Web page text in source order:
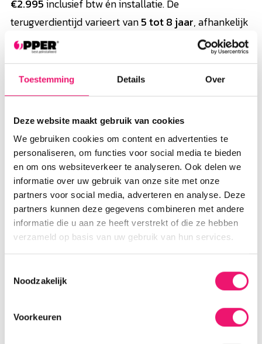
Toestemming Details Over
Deze website maakt gebruik van cookies
We gebruiken cookies om content en advertenties te
personaliseren, om functies voor social media te bieden
en om ons websiteverkeer te analyseren. Ook delen we
informatie over uw gebruik van onze site met onze
partners voor social media, adverteren en analyse. Deze
partners kunnen deze gegevens combineren met andere
informatie die u aan ze heeft verstrekt of die ze hebben
verzameld op basis van uw gebruik van hun services.
Noodzakelijk
Voorkeuren
€2.995inclusief btw én installatie. De
terugverdientijd varieert van5 tot 8 jaar, afhankelijk
van je verbruik, gezinssamenstelling en hoeveelheid
opgewekte zonne-energie.
Bespaar je nu al op stroom met je panelen? Dan haal
investering én vermijd je terugleverkosten en jaarlijks
stijgende stroomtarieven.
OPPERIS JOUW PARTNER IN
VERDUURZAMING
terugleverkosten vermijden en op gas besparen?